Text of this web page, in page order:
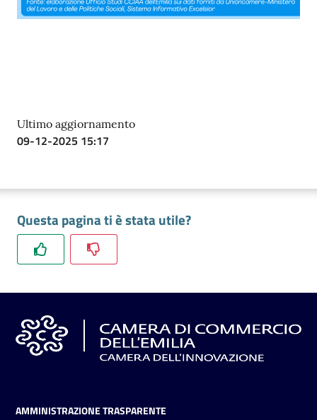
Ultimo aggiornamento
09-12-2025 15:17
Questa pagina ti è stata utile?
AMMINISTRAZIONE TRASPARENTE